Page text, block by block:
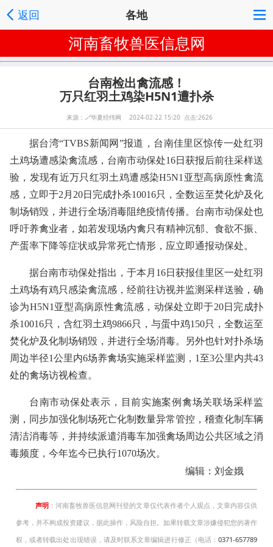
返回 各地
河南畜牧兽医信息网
台南检出禽流感！
万只红羽土鸡染H5N1遭扑杀
来源： 🔗华夏经纬网 2024-02-22 15:20 点击:2626
据台湾“TVBS新闻网”报道，台南佳里区惊传一处红羽
土鸡场遭感染禽流感，台南市动保处16日获报后前往采样送
验，发现有近万只红羽土鸡遭感染H5N1亚型高病原性禽流
感，立即于2月20日完成扑杀10016只，全数运至焚化炉及化
制场销毁，并进行全场消毒阻绝疫情传播。台南市动保处也
呼吁养禽业者，如若发现场内禽只有精神沉郁、食欲不振、
产蛋率下降等症状或异常死亡情形，应立即通报动保处。
据台南市动保处指出，于本月16日获报佳里区一处红羽
土鸡场有鸡只感染禽流感，经前往访视并监测采样送验，确
诊为H5N1亚型高病原性禽流感，动保处立即于20日完成扑
杀10016只，含红羽土鸡9866只，与蛋中鸡150只，全数运至
焚化炉及化制场销毁，并进行全场消毒。另外也针对扑杀场
周边半径1公里内6场养禽场实施采样监测，1至3公里内共43
处的禽场访视检查。
台南市动保处表示，目前实施案例禽场关联场采样监
测，同步加强化制场死亡化制数量异常管控，稽查化制车辆
清洁消毒等，并持续派遣消毒车加强禽场周边公共区域之消
毒频度，今年迄今已执行1070场次。
编辑：刘金娥
声明 ：河南畜牧兽医信息网刊登的文章仅代表作者个人观点，文章内容仅供
参考，并不构成投资建议，据此操作，风险自担。如果转载文章涉嫌侵犯您的著作
权，或者转载出处出现错误，请及时联系文章编辑进行修正（电话： 0371-657789